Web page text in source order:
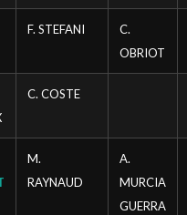
F. STEFANI
C.
OBRIOT
C. COSTE
M.
RAYNAUD
A.
MURCIA
GUERRA